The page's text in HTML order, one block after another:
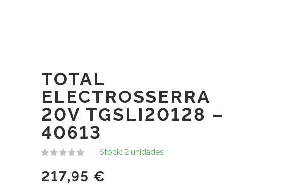
TOTAL
ELECTROSSERRA
20V TGSLI20128 –
40613
Stock: 2 unidades
217,95€